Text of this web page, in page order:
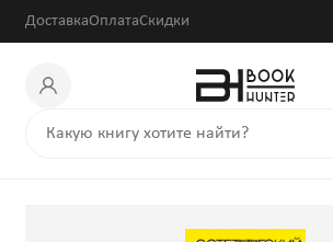
ДоставкаОплатаСкидки